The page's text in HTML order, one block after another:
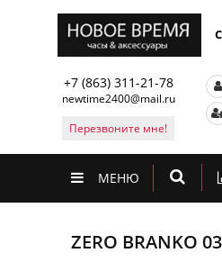
+7 (863) 311-21-78
newtime2400@mail.ru
Перезвоните мне!
МЕНЮ
ZERO BRANKO